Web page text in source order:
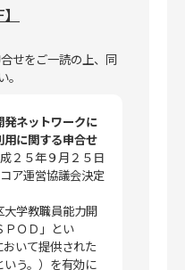
せをご一読の上、同
ネットワークに
に関する申合せ
２５年９月２５日
ア運営協議会決定
学教職員能力開
ＰＯＤ」とい
いて提供された
う。）を有効に